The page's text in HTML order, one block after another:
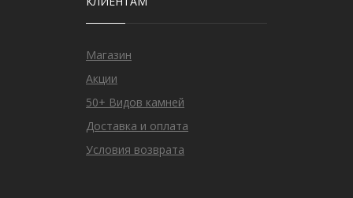
Магазин
Акции
50+ Видов камней
Доставка и оплата
Условия возврата